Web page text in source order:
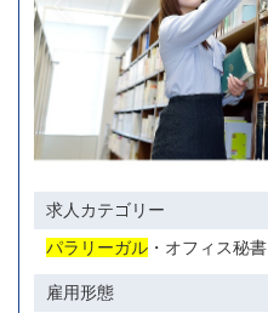
正社員
求人カテゴリー
パラリーガル ・オフィス秘書
雇用形態